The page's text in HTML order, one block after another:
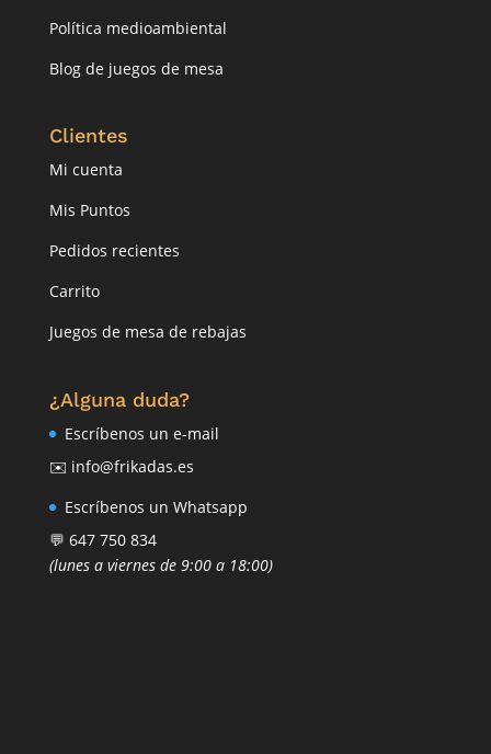
Política medioambiental
Blog de juegos de mesa
Clientes
Mi cuenta
Mis Puntos
Pedidos recientes
Carrito
Juegos de mesa de rebajas
¿Alguna duda?
Escríbenos un e-mail
✉️ info@frikadas.es
Escríbenos un Whatsapp
💬 647 750 834
(lunes a viernes de 9:00 a 18:00)